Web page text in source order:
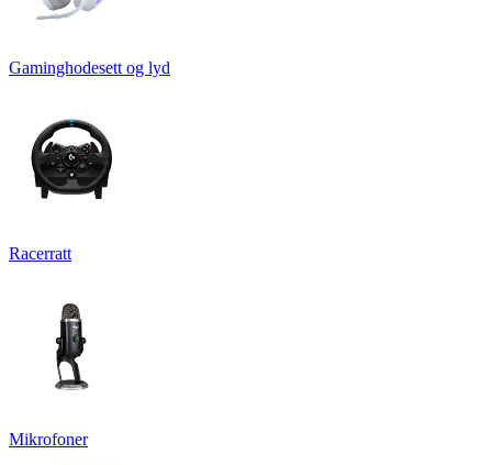
Gaminghodesett og lyd
Racerratt
Mikrofoner